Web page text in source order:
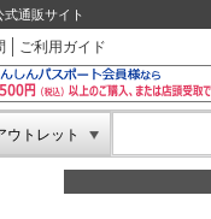
通販サイト
ご利用ガイド
ウトレット